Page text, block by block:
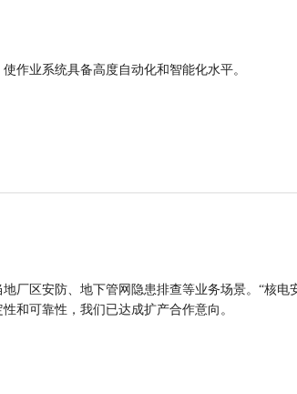
作业系统具备高度自动化和智能化水平。
厂区安防、地下管网隐患排查等业务场景。“核电
和可靠性，我们已达成扩产合作意向。